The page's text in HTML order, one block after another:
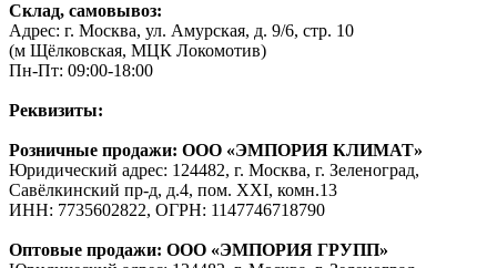
Склад, самовывоз:
Адрес: г. Москва, ул. Амурская, д. 9/6, стр. 10
(м Щёлковская, МЦК Локомотив)
Пн-Пт: 09:00-18:00
Реквизиты:
Розничные продажи: ООО «ЭМПОРИЯ КЛИМАТ»
Юридический адрес: 124482, г. Москва, г. Зеленоград,
Савёлкинский пр-д, д.4, пом. XXI, комн.13
ИНН: 7735602822, ОГРН: 1147746718790
Оптовые продажи: ООО «ЭМПОРИЯ ГРУПП»